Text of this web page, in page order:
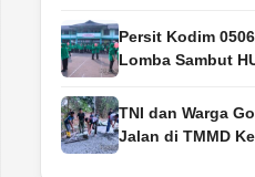
Persit Kodim
Lomba Sambut
TNI dan Warga
Jalan di TMMD